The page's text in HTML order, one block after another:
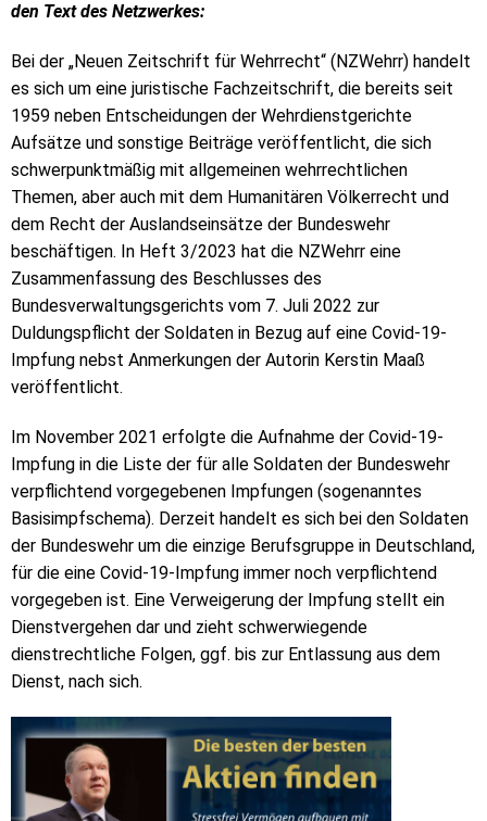
den Text des Netzwerkes:
Bei der „Neuen Zeitschrift für Wehrrecht“ (NZWehrr) handelt
es sich um eine juristische Fachzeitschrift, die bereits seit
1959 neben Entscheidungen der Wehrdienstgerichte
Aufsätze und sonstige Beiträge veröffentlicht, die sich
schwerpunktmäßig mit allgemeinen wehrrechtlichen
Themen, aber auch mit dem Humanitären Völkerrecht und
dem Recht der Auslandseinsätze der Bundeswehr
beschäftigen. In Heft 3/2023 hat die NZWehrr eine
Zusammenfassung des Beschlusses des
Bundesverwaltungsgerichts vom 7. Juli 2022 zur
Duldungspflicht der Soldaten in Bezug auf eine Covid-19-
Impfung nebst Anmerkungen der Autorin Kerstin Maaß
veröffentlicht.
Im November 2021 erfolgte die Aufnahme der Covid-19-
Impfung in die Liste der für alle Soldaten der Bundeswehr
verpflichtend vorgegebenen Impfungen (sogenanntes
Basisimpfschema). Derzeit handelt es sich bei den Soldaten
der Bundeswehr um die einzige Berufsgruppe in Deutschland,
für die eine Covid-19-Impfung immer noch verpflichtend
vorgegeben ist. Eine Verweigerung der Impfung stellt ein
Dienstvergehen dar und zieht schwerwiegende
dienstrechtliche Folgen, ggf. bis zur Entlassung aus dem
Dienst, nach sich.